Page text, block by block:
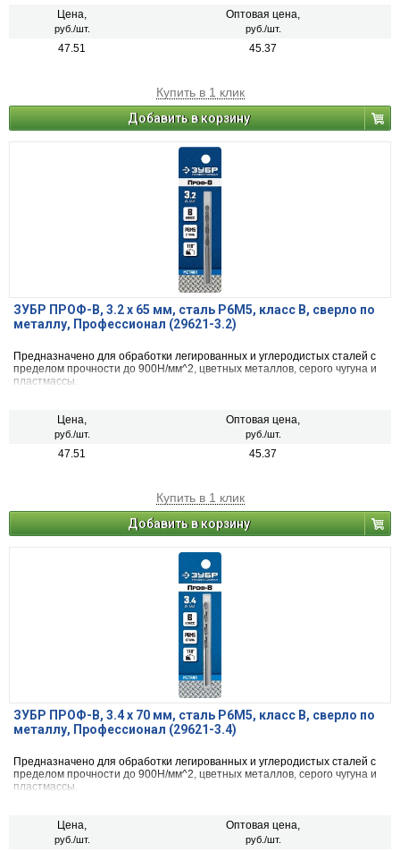
Цена,
руб./шт.
Оптовая цена,
руб./шт.
47.51 45.37
Купить в 1 клик
Добавить в корзину
ЗУБР ПРОФ-В, 3.2 х 65 мм, сталь Р6М5, класс В, сверло по
металлу, Профессионал (29621-3.2)
Предназначено для обработки легированных и углеродистых сталей с
пределом прочности до 900Н/мм^2, цветных металлов, серого чугуна и
пластмассы.
Цена,
руб./шт.
Оптовая цена,
руб./шт.
47.51 45.37
Купить в 1 клик
Добавить в корзину
ЗУБР ПРОФ-В, 3.4 х 70 мм, сталь Р6М5, класс В, сверло по
металлу, Профессионал (29621-3.4)
Предназначено для обработки легированных и углеродистых сталей с
пределом прочности до 900Н/мм^2, цветных металлов, серого чугуна и
пластмассы.
Цена,
руб./шт.
Оптовая цена,
руб./шт.